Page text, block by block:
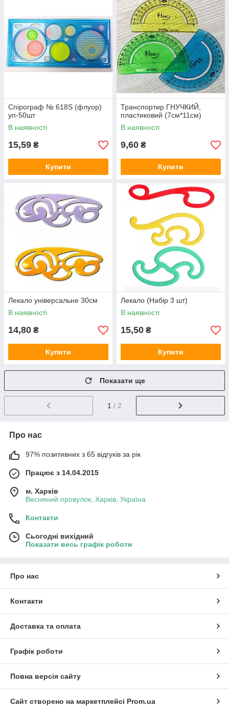
Спірограф № 618S (флуор)
уп-50шт
В наявності
15,59 ₴
Купити
Транспортир ГНУЧКИЙ,
пластиковий (7см*11см)
В наявності
9,60 ₴
Купити
Лекало універсальне 30см
В наявності
14,80 ₴
Купити
Лекало (Набір 3 шт)
В наявності
15,50 ₴
Купити
Показати ще
1 / 2
Про нас
97% позитивних з 65 відгуків за рік
Працює з 14.04.2015
м. Харків
Весняний провулок, Харків, Україна
Контакти
Сьогодні вихідний
Показати весь графік роботи
Про нас
Контакти
Доставка та оплата
Графік роботи
Повна версія сайту
Сайт створено на маркетплейсі Prom.ua